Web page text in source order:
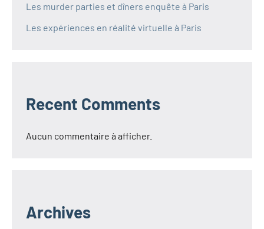
Les murder parties et dîners enquête à Paris
Les expériences en réalité virtuelle à Paris
Recent Comments
Aucun commentaire à afficher.
Archives